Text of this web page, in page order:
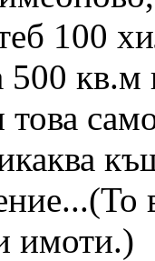
100
кв.м
имоти.)